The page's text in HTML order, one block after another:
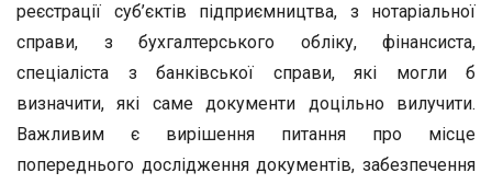
реєстрації суб’єктів підприємництва, з нотаріальної
справи, з бухгалтерського обліку, фінансиста,
спеціаліста з банківської справи, які могли б
визначити, які саме документи доцільно вилучити.
Важливим є вирішення питання про місце
попереднього дослідження документів, забезпечення